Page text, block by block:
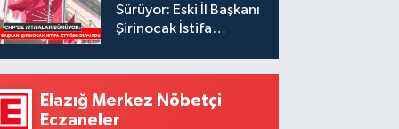
Sürüyor: Eski İl Başkanı
Şirinocak İstifa
Elazığ Merkez Nöbetçi
Eczaneler